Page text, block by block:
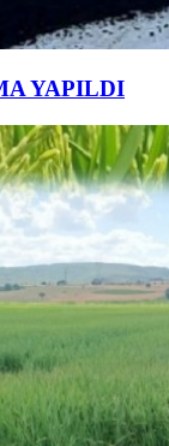
YAPILDI